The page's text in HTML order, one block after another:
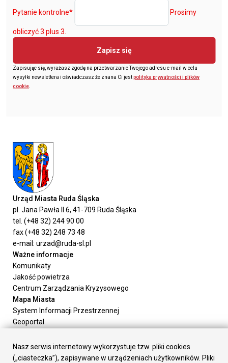
Pytanie kontrolne* Prosimy
obliczyć 3 plus 3.
Zapisz się
Zapisując się, wyrażasz zgodę na przetwarzanie Twojego adresu e-mail w celu
wysyłki newslettera i oświadczasz że znana Ci jestpolityka prywatności i plików
cookie.
Urząd Miasta Ruda Śląska
pl. Jana Pawła II 6, 41-709 Ruda Śląska
tel. (+48 32) 244 90 00
fax (+48 32) 248 73 48
e-mail: urzad@ruda-sl.pl
Ważne informacje
Komunikaty
Jakość powietrza
Centrum Zarządzania Kryzysowego
Mapa Miasta
System Informacji Przestrzennej
Geoportal
Załatw sprawę
Prezydent Miasta
Nasz serwis internetowy wykorzystuje tzw. pliki cookies
(„ciasteczka”), zapisywane w urządzeniach użytkowników. Pliki